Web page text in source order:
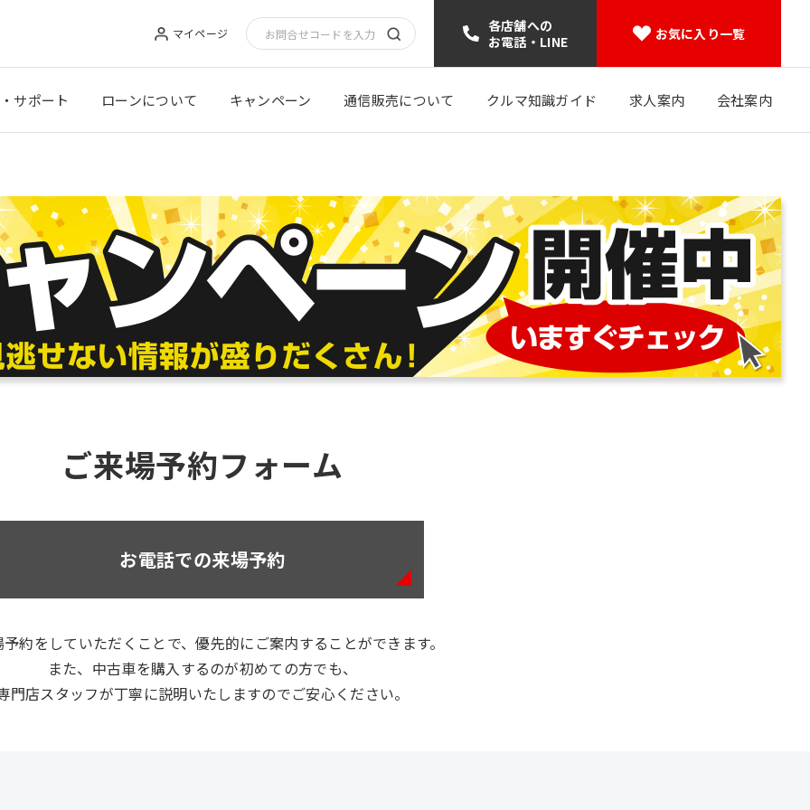
マイページ
各店舗への
お電話・LINE
お気に入り一覧
サポート ローンについて キャンペーン 通信販売について クルマ知識ガイド 求人案内 会社案内
ご来場予約フォーム
お電話での来場予約
約をしていただくことで、優先的にご案内することができます。
また、中古車を購入するのが初めての方でも、
門店スタッフが丁寧に説明いたしますのでご安心ください。